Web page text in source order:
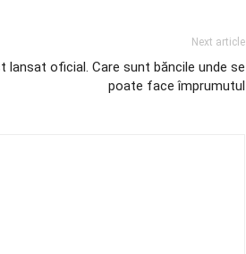
Next article
lansat oficial. Care sunt băncile unde se
poate face împrumutul